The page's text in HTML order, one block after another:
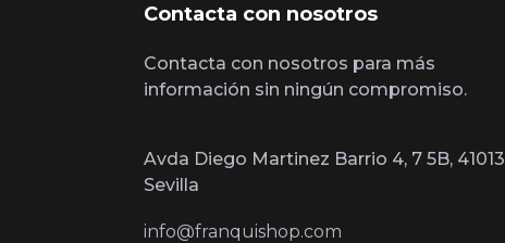
Contacta con nosotros
Contacta con nosotros para más
información sin ningún compromiso.
Avda Diego Martinez Barrio 4, 7 5B, 41013
Sevilla
info@franquishop.com